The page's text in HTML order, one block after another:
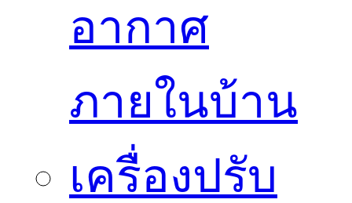
อากาศ
ภายในบ้าน
เครื่องปรับ